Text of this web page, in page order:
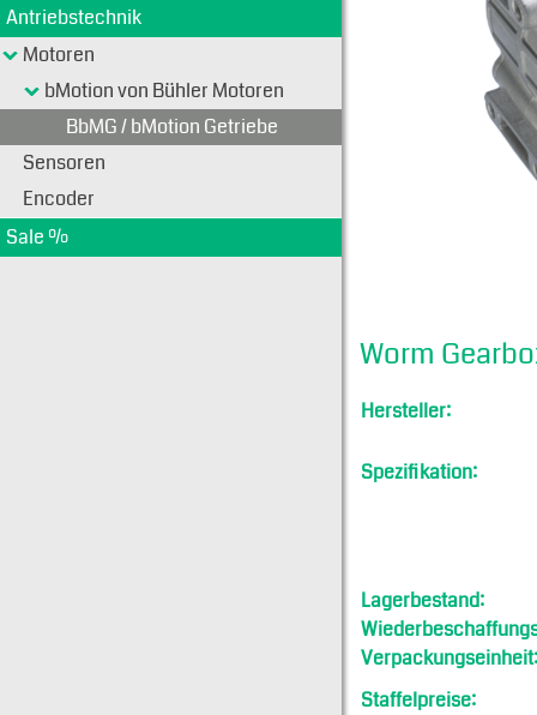
Antriebstechnik
Motoren
bMotion von Bühler Motoren
BbMG / bMotion Getriebe
Sensoren
Encoder
Sale %
Worm
Hersteller:
Spezifikation:
Lagerbestand:
Verpackungseinheit:
Staffelpreise: